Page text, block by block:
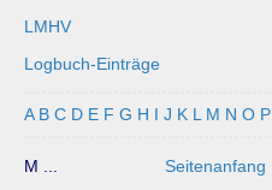
LMHV
Logbuch-Einträge
A B C D E F G H I J K L M N O P
M ... Seitenanfang